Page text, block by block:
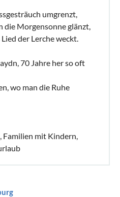
umgrenzt,
die Morgensonne glänzt,
der Lerche weckt.
70 Jahre her so oft
wo man die Ruhe
Familien mit Kindern,